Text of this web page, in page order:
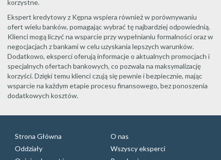
korzystne.
Ekspert kredytowy z Kępna wspiera również w porównywaniu
ofert wielu banków, pomagając wybrać tę najbardziej odpowiednią.
Klienci mogą liczyć na wsparcie przy wypełnianiu formalności oraz w
negocjacjach z bankami w celu uzyskania lepszych warunków.
Dodatkowo, eksperci oferują informacje o aktualnych promocjach i
specjalnych ofertach bankowych, co pozwala na maksymalizację
korzyści. Dzięki temu klienci czują się pewnie i bezpiecznie, mając
wsparcie na każdym etapie procesu finansowego, bez ponoszenia
dodatkowych kosztów.
Strona Główna
O nas
Oddziały
Wszyscy eksperci